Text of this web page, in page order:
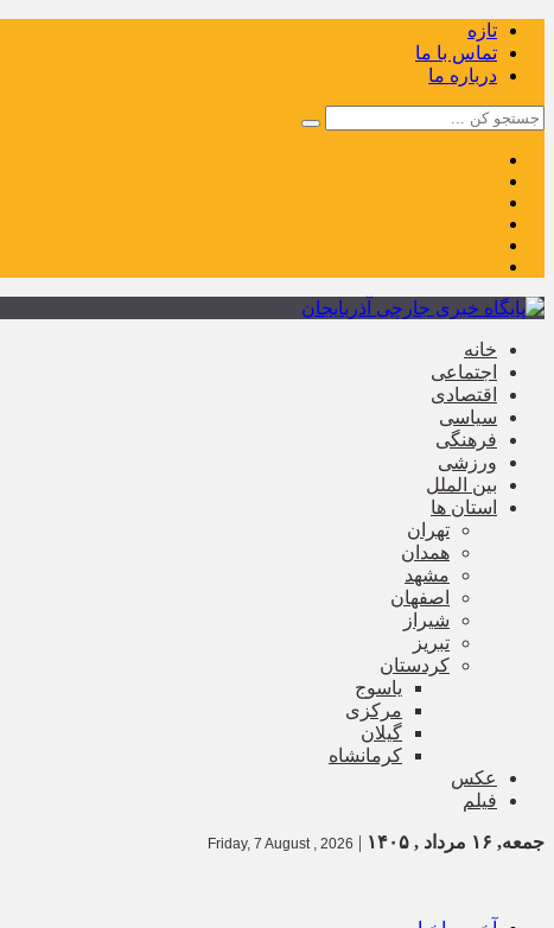
تازه
تماس با ما
درباره ما
خانه
اجتماعی
اقتصادی
سیاسی
فرهنگی
ورزشی
بین الملل
استان ها
تهران
همدان
مشهد
اصفهان
شیراز
تبریز
کردستان
یاسوج
مرکزی
گیلان
کرمانشاه
عکس
فیلم
جمعه, ۱۶ مرداد , ۱۴۰۵ |
Friday, 7 August , 2026